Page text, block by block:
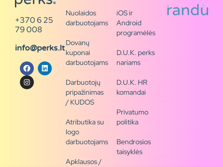
+370 6 25
79 008
info@perks.lt
Nuolaidos
darbuotojams
Dovanų
kuponai
darbuotojams
Darbuotojų
pripažinimas
/ KUDOS
Atributika su
logo
darbuotojams
Apklausos /
iOS ir
Android
programėlės
D.U.K. perks
nariams
D.U.K. HR
komandai
Privatumo
politika
Bendrosios
taisyklės